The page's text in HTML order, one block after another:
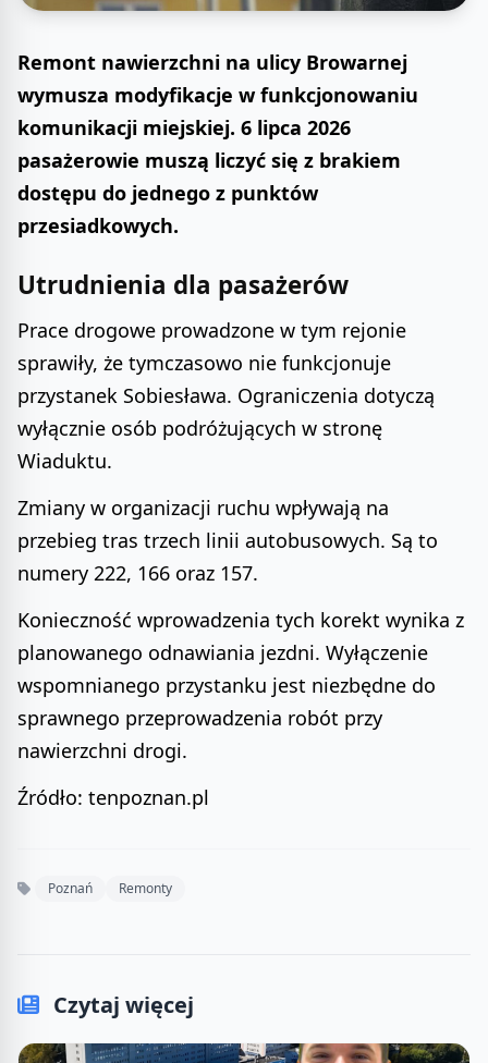
Remont nawierzchni na ulicy Browarnej
wymusza modyfikacje w funkcjonowaniu
komunikacji miejskiej. 6 lipca 2026
pasażerowie muszą liczyć się z brakiem
dostępu do jednego z punktów
przesiadkowych.
Utrudnienia dla pasażerów
Prace drogowe prowadzone w tym rejonie
sprawiły, że tymczasowo nie funkcjonuje
przystanek Sobiesława. Ograniczenia dotyczą
wyłącznie osób podróżujących w stronę
Wiaduktu.
Zmiany w organizacji ruchu wpływają na
przebieg tras trzech linii autobusowych. Są to
numery 222, 166 oraz 157.
Konieczność wprowadzenia tych korekt wynika z
planowanego odnawiania jezdni. Wyłączenie
wspomnianego przystanku jest niezbędne do
sprawnego przeprowadzenia robót przy
nawierzchni drogi.
Źródło: tenpoznan.pl
Poznań Remonty
Czytaj więcej